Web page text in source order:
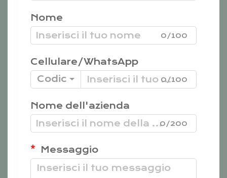
Nome
0/100
Cellulare/WhatsApp
Codice
0/100
Nome dell'azienda
0/200
Messaggio